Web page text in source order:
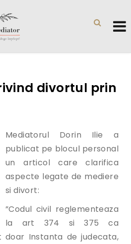
divortul prin
Mediatorul Dorin Ilie a
publicat pe blocul personal
un articol care clarifica
aspecte legate de mediere
si divort:
”Codul civil reglementeaza
la art 374 si 375 ca
Instanta de judecata,